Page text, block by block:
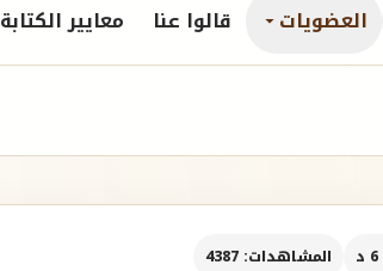
العضويات قالوا عنا معايير الكتابة
المشاهدات: 4387